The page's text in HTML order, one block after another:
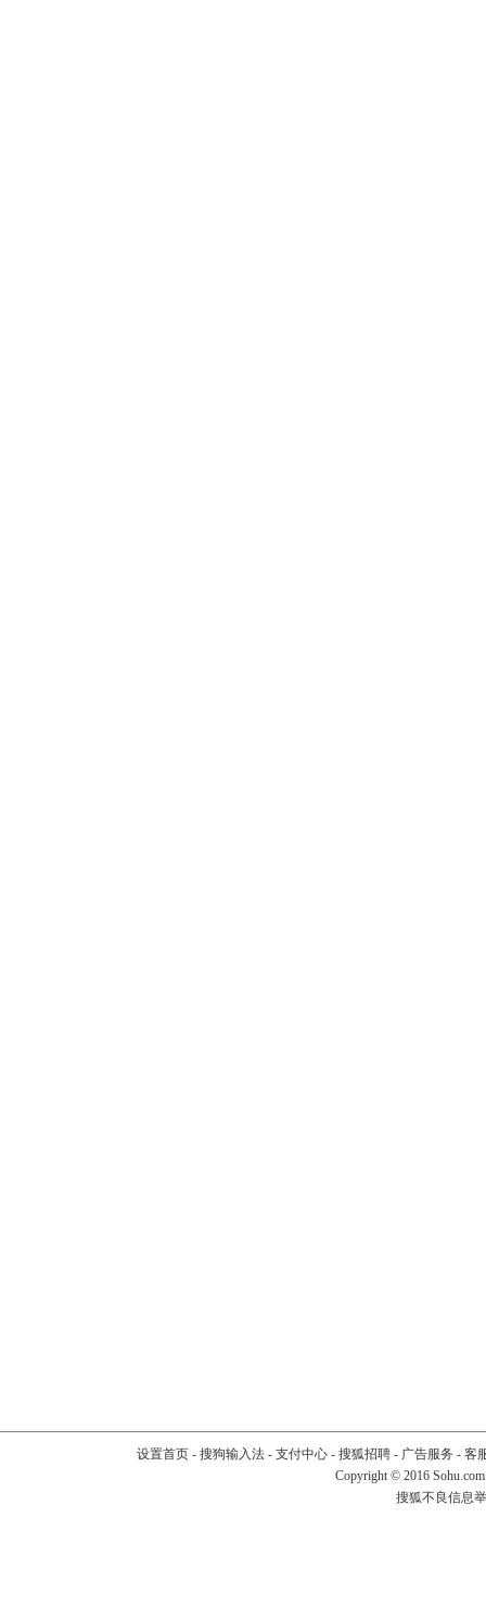
设置首页- 搜狗输入法- 支付中心- 搜狐招聘- 广告服务 - 客
Copyright © 2016
搜狐不良信息